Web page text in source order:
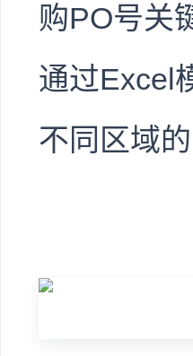
购PO号关
通过Excel
不同区域